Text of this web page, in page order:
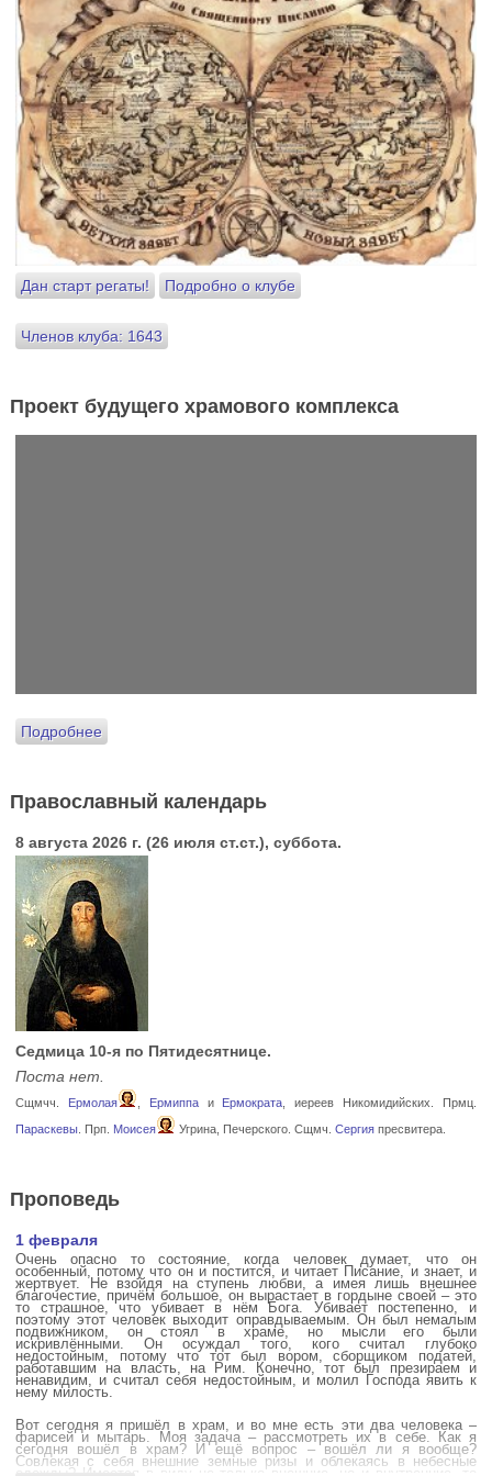
Дан старт регаты! Подробно о клубе
Членов клуба: 1643
Проект будущего храмового комплекса
Подробнее
Православный календарь
8 августа 2026 г. (26 июля ст.ст.), суббота.
Седмица 10-я по Пятидесятнице.
Поста нет.
Сщмчч. Ермолая Ермиппаи Ермократа , иереев Никомидийских. Прмц.
Параскевы. Прп. Моисея Угрина, Печерского. Сщмч. Сергияпресвитера.
Проповедь
1 февраля
Очень опасно то состояние, когда человек думает, что он
особенный, потому что он и постится, и читает Писание, и знает, и
жертвует. Не взойдя на ступень любви, а имея лишь внешнее
благочестие, причём большое, он вырастает в гордыне своей – это
то страшное, что убивает в нём Бога. Убивает постепенно, и
поэтому этот человек выходит оправдываемым. Он был немалым
подвижником, он стоял в храме, но мысли его были
искривлёнными. Он осуждал того, кого считал глубоко
недостойным, потому что тот был вором, сборщиком податей,
работавшим на власть, на Рим. Конечно, тот был презираем и
ненавидим, и считал себя недостойным, и молил Господа явить к
нему милость.
Вот сегодня я пришёл в храм, и во мне есть эти два человека –
фарисей и мытарь. Моя задача – рассмотреть их в себе. Как я
сегодня вошёл в храм? И ещё вопрос – вошёл ли я вообще?
Совлекая с себя внешние земные ризы и облекаясь в небесные